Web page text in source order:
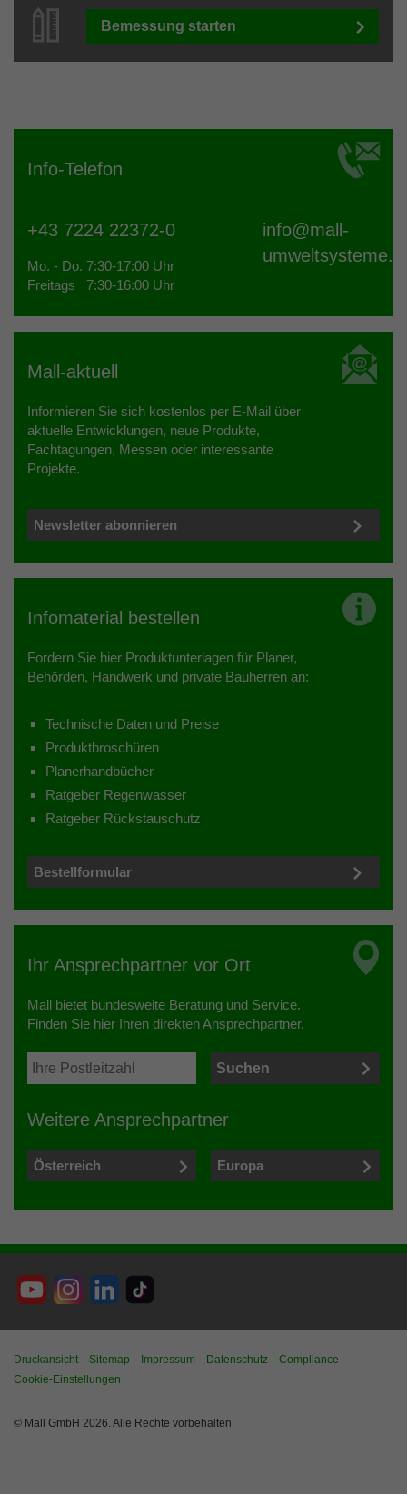
Bemessung starten
Info-Telefon
+43 7224 22372-0
Mo. - Do. 7:30-17:00 Uhr
Freitags 7:30-16:00 Uhr
info@mall-
Mall-aktuell
Informieren Sie sich kostenlos per E-Mail über
aktuelle Entwicklungen, neue Produkte,
Fachtagungen, Messen oder interessante
Projekte.
Newsletter abonnieren
Infomaterial bestellen
Fordern Sie hier Produktunterlagen für Planer,
Behörden, Handwerk und private Bauherren an:
Technische Daten und Preise
Produktbroschüren
Planerhandbücher
Ratgeber Regenwasser
Ratgeber Rückstauschutz
Bestellformular
Ihr Ansprechpartner vor Ort
Mall bietet bundesweite Beratung und Service.
Finden Sie hier Ihren direkten Ansprechpartner.
Weitere Ansprechpartner
Österreich Europa
Druckansicht Sitemap Impressum Datenschutz
Compliance
Cookie-Einstellungen
© Mall GmbH 2026. Alle Rechte vorbehalten.